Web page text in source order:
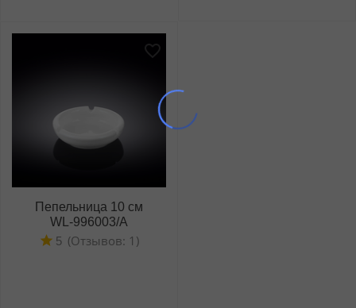
Пепельница 10 см
WL‑996003/A
(Отзывов: 1)
5